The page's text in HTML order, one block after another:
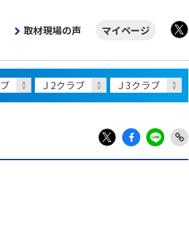
取材現場の声
マイページ
X
Fac LIN Link